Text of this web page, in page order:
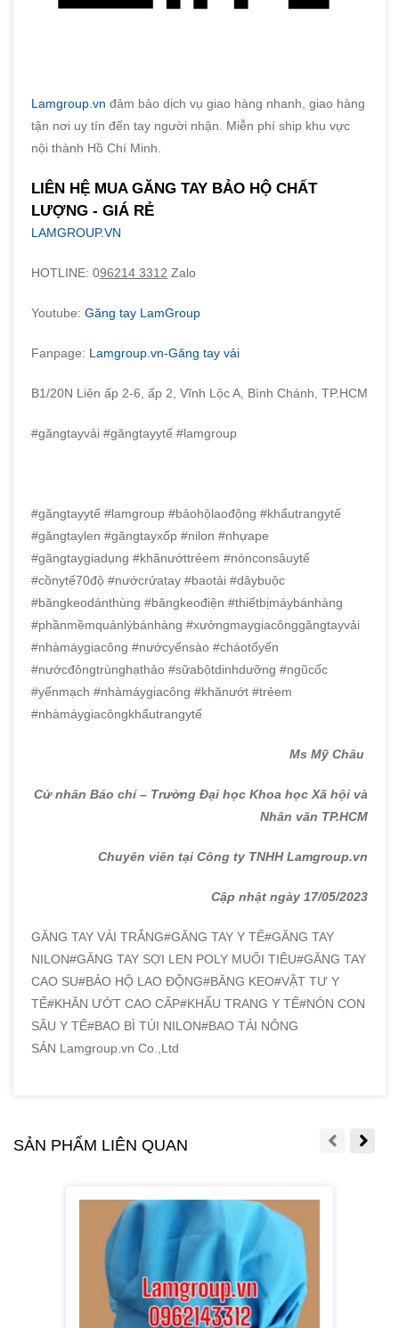
Lamgroup.vn đảm bảo dịch vụ giao hàng nhanh, giao hàng
tận nơi uy tín đến tay người nhận. Miễn phí ship khu vực
nội thành Hồ Chí Minh.
LIÊN HỆ MUA GĂNG TAY BẢO HỘ CHẤT
LƯỢNG - GIÁ RẺ
LAMGROUP.VN
HOTLINE: 096214 3312 Zalo
Youtube: Găng tay LamGroup
Fanpage: Lamgroup.vn-Găng tay vải
B1/20N Liên ấp 2-6, ấp 2, Vĩnh Lộc A, Bình Chánh, TP.HCM
#găngtayvải #găngtayytế #lamgroup
#găngtayytế #lamgroup #bảohộlaođộng #khẩutrangytế
#găngtaylen #găngtayxốp #nilon #nhựape
#găngtaygiadụng #khănướttrẻem #nónconsâuytế
#cồnytế70độ #nướcrửatay #baotải #dâybuộc
#băngkeodánthùng #băngkeođiện #thiếtbịmáybánhàng
#phầnmềmquảnlýbánhàng #xưởngmaygiacônggăngtayvải
#nhàmáygiacông #nướcyếnsào #cháotổyến
#nướcđôngtrùnghạthảo #sữabộtdinhdưỡng #ngũcốc
#yếnmạch #nhàmáygiacông #khănướt #trẻem
#nhàmáygiacôngkhẩutrangytế
Ms Mỹ Châu
Cử nhân Báo chí – Trường Đại học Khoa học Xã hội và
Nhân văn TP.HCM
Chuyên viên tại Công ty TNHH Lamgroup.vn
Cập nhật ngày 17/05/2023
GĂNG TAY VẢI TRẮNG#GĂNG TAY Y TẾ#GĂNG TAY
NILON#GĂNG TAY SỢI LEN POLY MUỐI TIÊU#GĂNG TAY
CAO SU#BẢO HỘ LAO ĐỘNG#BĂNG KEO#VẬT TƯ Y
TẾ#KHĂN ƯỚT CAO CẤP#KHẨU TRANG Y TẾ#NÓN CON
SÂU Y TẾ#BAO BÌ TÚI NILON#BAO TẢI NÔNG
SẢN Lamgroup.vn Co.,Ltd
SẢN PHẨM LIÊN QUAN